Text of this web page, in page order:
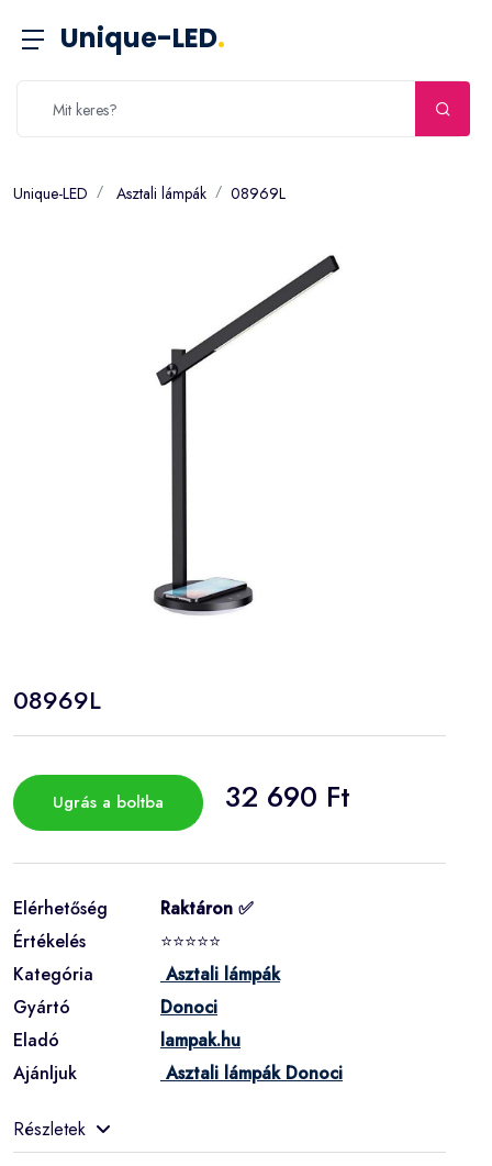
Unique-LED.
Unique-LED Asztali lámpák 08969L
08969L
Ugrás a boltba 32 690 Ft
Elérhetőség
Raktáron ✅
Értékelés
⭐⭐⭐⭐⭐
Kategória
Asztali lámpák
Gyártó
Donoci
Eladó
lampak.hu
Ajánljuk
Asztali lámpák Donoci
Részletek